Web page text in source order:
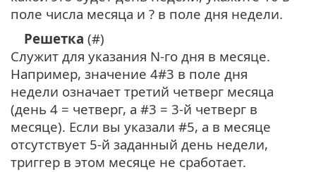
поле числа месяца и ? в поле дня недели.
Решетка (#)
Служит для указания N-го дня в месяце.
Например, значение 4#3 в поле дня
недели означает третий четверг месяца
(день 4 = четверг, а #3 = 3-й четверг в
месяце). Если вы указали #5, а в месяце
отсутствует 5-й заданный день недели,
триггер в этом месяце не сработает.